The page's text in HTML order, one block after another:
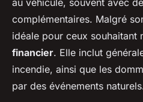
complémentaires. Malgré
idéale pour ceux souhaitant
financier. Elle inclut
incendie, ainsi que les
par des événements